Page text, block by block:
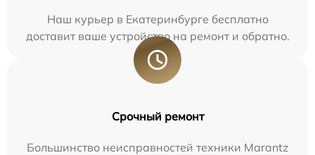
Наш курьер в Екатеринбурге бесплатно
доставит ваше устройство на ремонт и обратно.
Срочный ремонт
Большинство неисправностей техники Marantz